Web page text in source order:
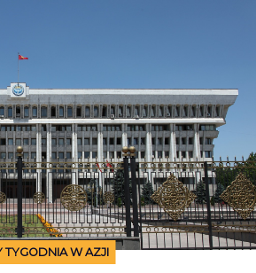
TYGODNIA W AZJI